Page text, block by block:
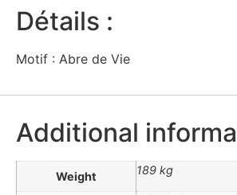
Détails :
Motif : Abre de Vie
Additional
Weight 189 kg